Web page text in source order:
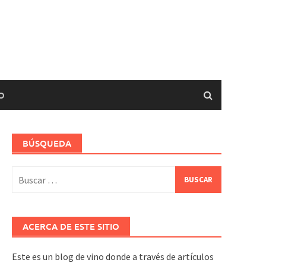
BÚSQUEDA
ACERCA DE ESTE SITIO
Este es un blog de vino donde a través de artículos